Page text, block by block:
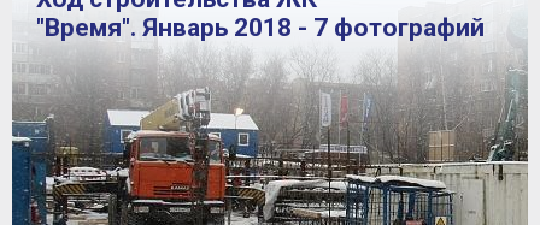
"Время". Январь 2018 - 7 фотографий